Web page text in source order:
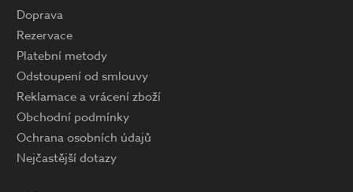
Doprava
Rezervace
Platební metody
Odstoupení od smlouvy
Reklamace a vrácení zboží
Obchodní podmínky
Ochrana osobních údajů
Nejčastější dotazy